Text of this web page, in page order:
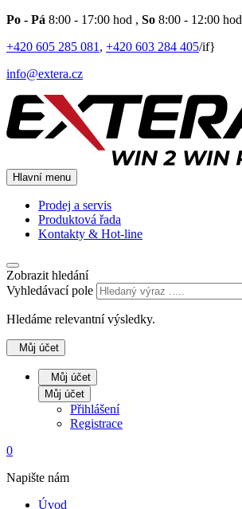
Po - Pá 8:00 - 17:00 hod , So 8:00 - 12:00 hod
+420 605 285 081 , +420 603 284 405/if}
info@extera.cz
Hlavní menu
Prodej a servis
Produktová řada
Kontakty & Hot-line
Zobrazit hledání
Vyhledávací pole
Hledáme relevantní výsledky.
Můj účet
Můj účet
Můj účet
Přihlášení
Registrace
0
Napište nám
Úvod